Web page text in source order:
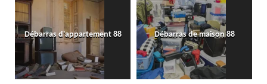
Débarras d'appartement 88 Débarras de maison 88